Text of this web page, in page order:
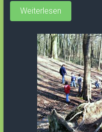
Weiterlesen